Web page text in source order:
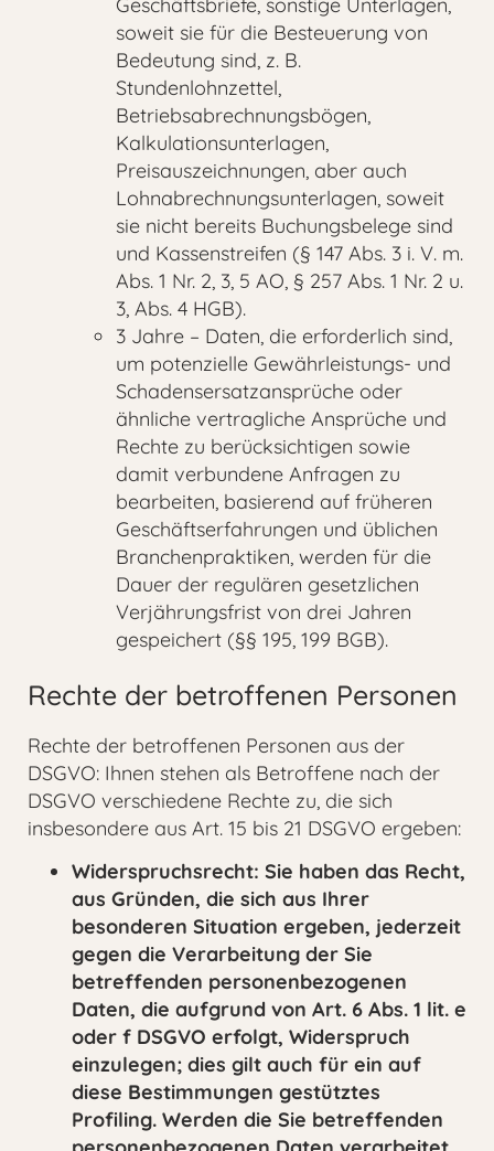
soweit sie für die Besteuerung von
Bedeutung sind, z. B.
Stundenlohnzettel,
Betriebsabrechnungsbögen,
Kalkulationsunterlagen,
Preisauszeichnungen, aber auch
Lohnabrechnungsunterlagen, soweit
sie nicht bereits Buchungsbelege sind
und Kassenstreifen (§ 147 Abs. 3 i. V. m.
Abs. 1 Nr. 2, 3, 5 AO, § 257 Abs. 1 Nr. 2 u.
3, Abs. 4 HGB).
3 Jahre – Daten, die erforderlich sind,
um potenzielle Gewährleistungs- und
Schadensersatzansprüche oder
ähnliche vertragliche Ansprüche und
Rechte zu berücksichtigen sowie
damit verbundene Anfragen zu
bearbeiten, basierend auf früheren
Geschäftserfahrungen und üblichen
Branchenpraktiken, werden für die
Dauer der regulären gesetzlichen
Verjährungsfrist von drei Jahren
gespeichert (§§ 195, 199 BGB).
Rechte der betroffenen Personen
Rechte der betroffenen Personen aus der
DSGVO: Ihnen stehen als Betroffene nach der
DSGVO verschiedene Rechte zu, die sich
insbesondere aus Art. 15 bis 21 DSGVO ergeben:
Widerspruchsrecht: Sie haben das Recht,
aus Gründen, die sich aus Ihrer
besonderen Situation ergeben, jederzeit
gegen die Verarbeitung der Sie
betreffenden personenbezogenen
Daten, die aufgrund von Art. 6 Abs. 1 lit. e
oder f DSGVO erfolgt, Widerspruch
einzulegen; dies gilt auch für ein auf
diese Bestimmungen gestütztes
Profiling. Werden die Sie betreffenden